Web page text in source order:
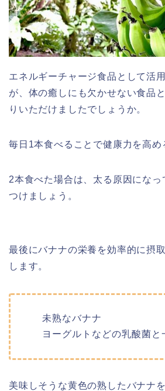
エネルギーチャージ食品として活
が、体の癒しにも欠かせない食品
りいただけましたでしょうか。
毎日1本食べることで健康力を高め
2本食べた場合は、太る原因になっ
つけましょう。
最後にバナナの栄養を効率的に摂
します。
未熟なバナナ
ヨーグルトなどの乳酸菌と
美味しそうな黄色の熟したバナナ